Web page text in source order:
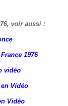
voir aussi :
1976
vidéo
en Vidéo
Vidéo